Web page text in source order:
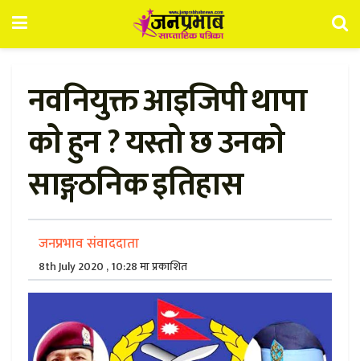
नवनियुक्त आइजिपी थापा
काे हुन ? यस्तो छ उनकाे
साङ्गठनिक इतिहास
जनप्रभाव संवाददाता
8th July 2020 , 10:28 मा प्रकाशित